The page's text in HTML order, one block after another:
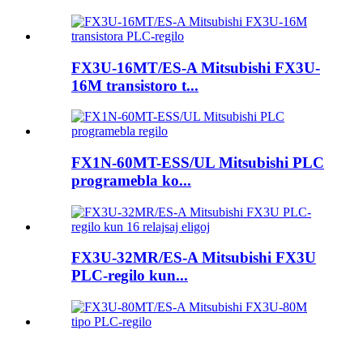
FX3U-16MT/ES-A Mitsubishi FX3U-
16M transistoro t...
FX1N-60MT-ESS/UL Mitsubishi PLC
programebla ko...
FX3U-32MR/ES-A Mitsubishi FX3U
PLC-regilo kun...